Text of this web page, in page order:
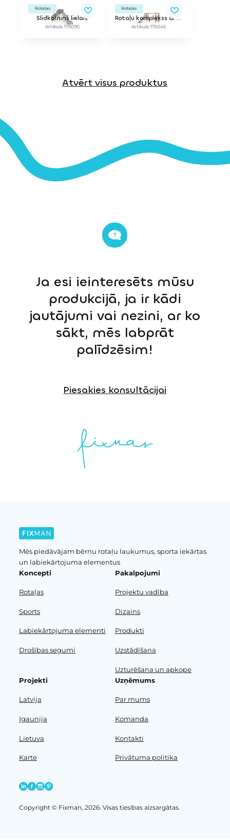
Rotaļas
Slidkalniņš lielais
Artikuls: 175090
Rotaļas
Rotaļu komplekss ar lielo slidkalniņu
Artikuls: 175045
Atvērt visus produktus
Ja esi ieinteresēts mūsu
produkcijā, ja ir kādi
jautājumi vai nezini, ar ko
sākt, mēs labprāt
palīdzēsim!
Piesakies konsultācijai
Mēs piedāvājam bērnu rotaļu laukumus, sporta iekārtas
un labiekārtojuma elementus
Koncepti
Rotaļas
Sports
Labiekārtojuma elementi
Drošības segumi
Pakalpojumi
Projektu vadība
Dizains
Produkti
Uzstādīšana
Uzturēšana un apkope
Projekti
Latvija
Igaunija
Lietuva
Karte
Uzņēmums
Par mums
Komanda
Kontakti
Privātuma politika
Copyright © Fixman, 2026. Visas tiesības aizsargātas.